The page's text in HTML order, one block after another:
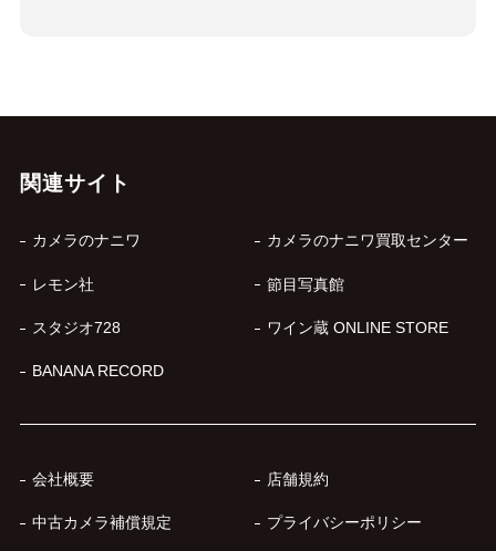
関連サイト
カメラのナニワ カメラのナニワ買取センター
レモン社 節目写真館
スタジオ728 ワイン蔵 ONLINE STORE
BANANA RECORD
会社概要 店舗規約
中古カメラ補償規定 プライバシーポリシー